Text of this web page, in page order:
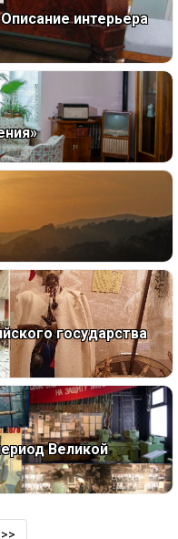
интерьера
государства
Великой
>>